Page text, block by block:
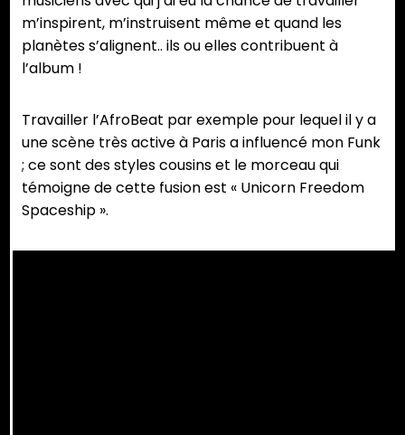
m’inspirent, m’instruisent même et quand les
planètes s’alignent.. ils ou elles contribuent à
l’album !
Travailler l’AfroBeat par exemple pour lequel il y a
une scène très active à Paris a influencé mon Funk
; ce sont des styles cousins et le morceau qui
témoigne de cette fusion est « Unicorn Freedom
Spaceship ».